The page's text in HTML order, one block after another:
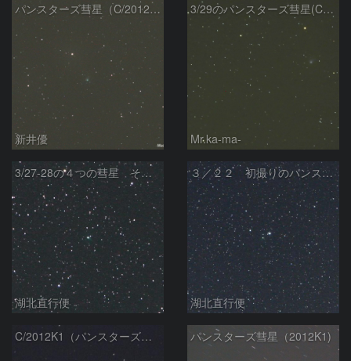
パンスターズ彗星（C/2012K1）（20140329）
新井優
3/29のパンスターズ彗星(C/2012K1)
Mr.ka-ma-
3/27-28の４つの彗星 その２．パンスターズ彗星（C/2012 K1）
湖北直行便
３／２２ 初撮りのパンスターズ彗星（C/2012 K1）
湖北直行便
C/2012K1（パンスターズ彗星） パンスターズ彗星（2012K1)